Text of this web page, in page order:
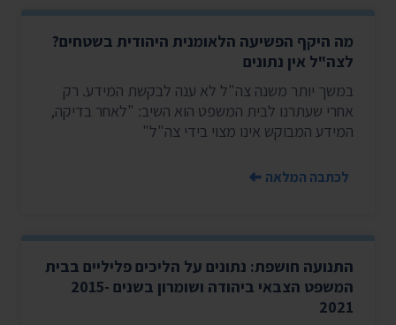
מה היקף הפשיעה הלאומנית היהודית בשטחים?
לצה"ל אין נתונים
במשך יותר משנה צה"ל לא ענה לבקשת המידע. רק
אחרי שעתרנו לבית המשפט הוא השיב: "לאחר בדיקה,
המידע המבוקש אינו מצוי בידי צה"ל"
לכתבה המלאה
התנועה חושפת: נתונים על הליכים פליליים בבית
המשפט הצבאי ביהודה ושומרון בשנים 2015-
2021